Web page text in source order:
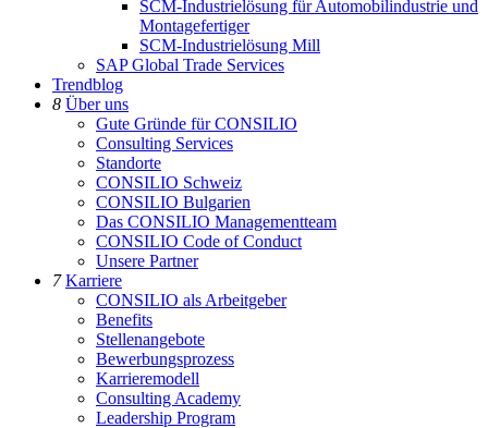
SCM-Industrielösung für Automobilindustrie und
Montagefertiger
SCM-Industrielösung Mill
SAP Global Trade Services
Trendblog
8 Über uns
Gute Gründe für CONSILIO
Consulting Services
Standorte
CONSILIO Schweiz
CONSILIO Bulgarien
Das CONSILIO Managementteam
CONSILIO Code of Conduct
Unsere Partner
7Karriere
CONSILIO als Arbeitgeber
Benefits
Stellenangebote
Bewerbungsprozess
Karrieremodell
Consulting Academy
Leadership Program